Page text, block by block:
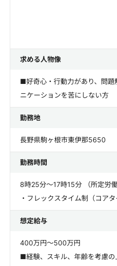
求める人物像
■好奇心・行動力があり、問題
ニケーションを苦にしない方
勤務地
長野県駒ヶ根市東伊那5650
勤務時間
8時25分～17時15分 （所定労
・フレックスタイム制（コア
想定給与
400万円～500万円
■経験、スキル、年齢を考慮の